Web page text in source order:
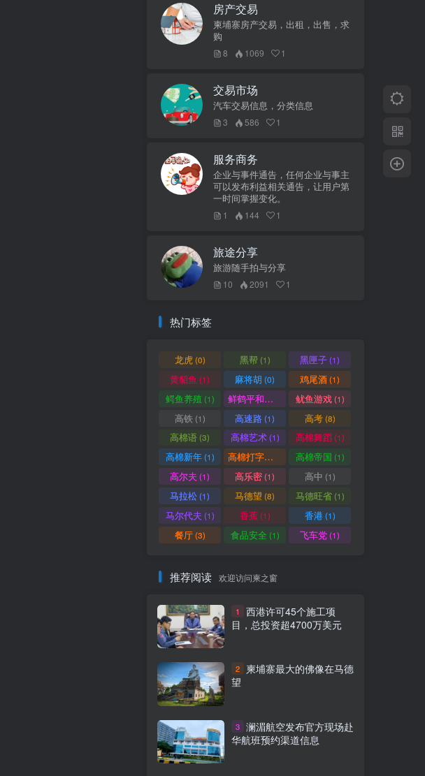
房产交易
柬埔寨房产交易，出租，出售，求
购
8 1069 1
交易市场
汽车交易信息，分类信息
3 586 1
服务商务
企业与事件通告，任何企业与事主
可以发布利益相关通告，让用户第
一时间掌握变化。
1 144 1
旅途分享
旅游随手拍与分享
10 2091 1
热门标签
龙虎(0) 黑帮(1) 黑匣子(1)
黄貂鱼 (1) 麻将胡 (0) 鸡尾酒(1)
鳄鱼养殖 (1) 鲜鹤平和赏 鱿鱼游戏(1)
高铁(1) 高速路(1) 高考(8)
高棉语 (3) 高棉艺术(1) 高棉舞蹈(1)
高棉新年(1) 高棉打字机 高棉帝国 (1)
高尔夫 (1) 高乐密(1) 高中 (1)
马拉松(1) 马德望 (8) 马德旺省(1)
马尔代夫 (1) 香蕉(1) 香港(1)
餐厅(3) 食品安全(1) 飞车党(1)
推荐阅读 欢迎访问柬之窗
1
西港许可45个施工项
目，总投资超4700万美元
2
柬埔寨最大的佛像在马德
望
3 澜湄航空发布官方现场赴
华航班预约渠道信息